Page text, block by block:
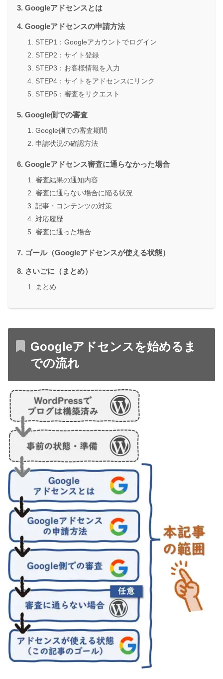
Googleアドセンスとは
Googleアドセンスの申請方法
STEP1：Googleアカウントでログイン
STEP2：サイト登録
STEP3：お客様情報を入力
STEP4：サイトをアドセンスにリンク
STEP5：審査をリクエスト
Google側での審査
Google側での審査期間
申請状況の確認方法
Googleアドセンス審査に通らなかった場合
審査結果の通知内容
審査に通らない場合に陥る状況
記事・コンテンツの対策
対応履歴
審査に通った場合
ゴール（Googleアドセンスが使える状態）
さいごに（まとめ）
まとめ
Googleアドセンスを始めるま
での流れ